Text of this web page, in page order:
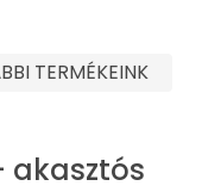
TERMÉKEINK
akasztós